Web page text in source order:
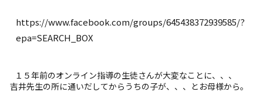
https://www.facebook.com/groups/645438372939585/?
epa=SEARCH_BOX
１５年前のオンライン指導の生徒さんが大変なことに、、、
吉井先生の所に通いだしてからうちの子が、、、とお母様から。